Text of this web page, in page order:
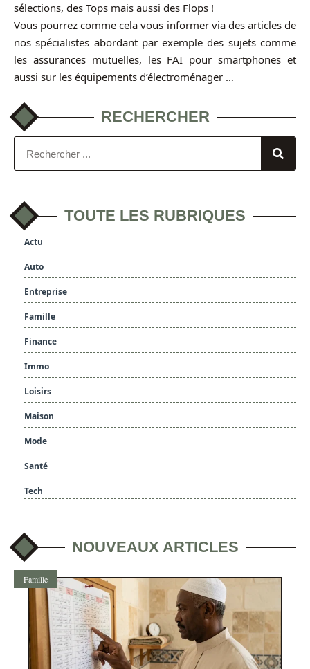
sélections, des Tops mais aussi des Flops !
Vous pourrez comme cela vous informer via des articles de
nos spécialistes abordant par exemple des sujets comme
les assurances mutuelles, les FAI pour smartphones et
aussi sur les équipements d’électroménager …
RECHERCHER
TOUTE LES RUBRIQUES
Actu
Auto
Entreprise
Famille
Finance
Immo
Loisirs
Maison
Mode
Santé
Tech
NOUVEAUX ARTICLES
Famille